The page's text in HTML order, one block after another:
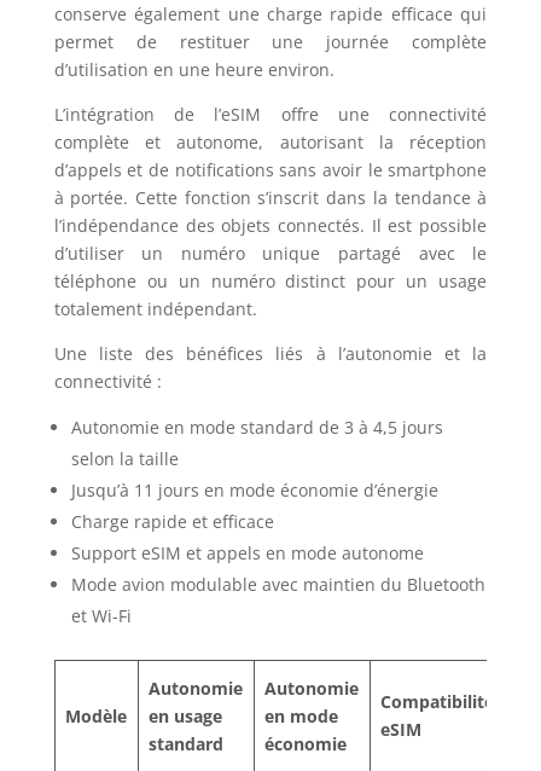
conserve également une charge rapide efficace qui
permet de restituer une journée complète
d’utilisation en une heure environ.
L’intégration de l’eSIM offre une connectivité
complète et autonome, autorisant la réception
d’appels et de notifications sans avoir le smartphone
à portée. Cette fonction s’inscrit dans la tendance à
l’indépendance des objets connectés. Il est possible
d’utiliser un numéro unique partagé avec le
téléphone ou un numéro distinct pour un usage
totalement indépendant.
Une liste des bénéfices liés à l’autonomie et la
connectivité :
Autonomie en mode standard de 3 à 4,5 jours
selon la taille
Jusqu’à 11 jours en mode économie d’énergie
Charge rapide et efficace
Support eSIM et appels en mode autonome
Mode avion modulable avec maintien du Bluetooth
et Wi-Fi
Modèle
Autonomie
en usage
standard
Autonomie
en mode
économie
Compatibilité
eSIM